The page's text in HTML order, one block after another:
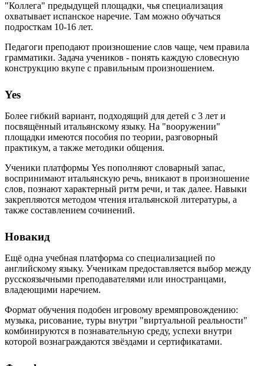
"Коллега" предыдущей площадки, чья специализация
охватывает испанское наречие. Там можно обучаться
подросткам 10-16 лет.
Педагоги преподают произношение слов чаще, чем правила
грамматики. Задача учеников - понять каждую словесную
конструкцию вкупе с правильным произношением.
Yes
Более гибкий вариант, подходящий для детей с 3 лет и
посвящённый итальянскому языку. На "вооружении"
площадки имеются пособия по теории, разговорный
практикум, а также методики общения.
Ученики платформы Yes пополняют словарный запас,
воспринимают итальянскую речь, вникают в произношение
слов, познают характерный ритм речи, и так далее. Навыки
закрепляются методом чтения итальянской литературы, а
также составлением сочинений.
Новакид
Ещё одна учебная платформа со специализацией по
английскому языку. Ученикам предоставляется выбор между
русскоязычными преподавателями или иностранцами,
владеющими наречием.
Формат обучения подобен игровому времяпровождению:
музыка, рисование, туры внутри "виртуальной реальности"
комбинируются в познавательную среду, успехи внутри
которой вознаграждаются звёздами и сертификатами.